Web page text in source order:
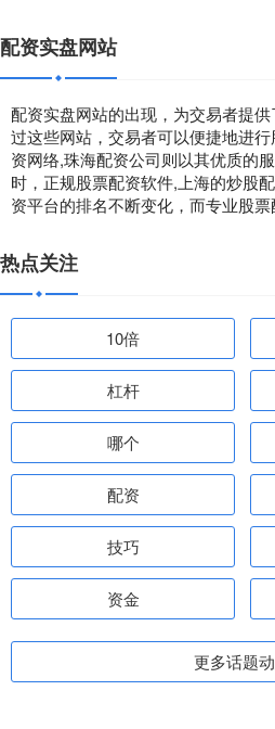
配资实盘网站
配资实盘网站的出现，为交易者提
过这些网站，交易者可以便捷地进
资网络,珠海配资公司则以其优质的
时，正规股票配资软件,上海的炒股
资平台的排名不断变化，而专业股票
热点关注
10倍
杠杆
哪个
配资
技巧
资金
更多话题